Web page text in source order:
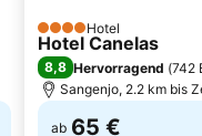
4 SterneHotel
Hotel Canelas
8,8 Hervorragend (742
Sangenjo, 2.2 km bis
ab 65 €